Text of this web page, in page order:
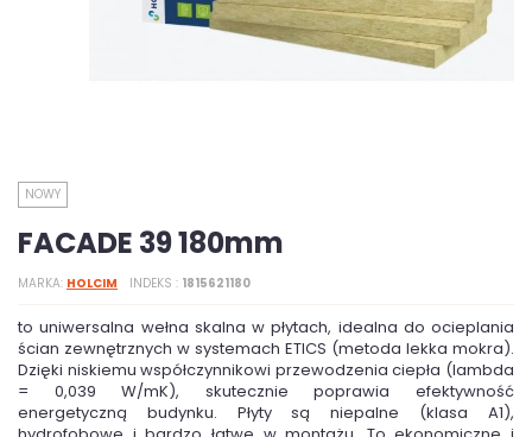
NOWY
FACADE 39 180mm
MARKA HOLCIM INDEKS 1815621180
to uniwersalna wełna skalna w płytach, idealna do ocieplania
ścian zewnętrznych w systemach ETICS (metoda lekka mokra).
Dzięki niskiemu współczynnikowi przewodzenia ciepła (lambda
= 0,039 W/mK), skutecznie poprawia efektywność
energetyczną budynku. Płyty są niepalne (klasa A1),